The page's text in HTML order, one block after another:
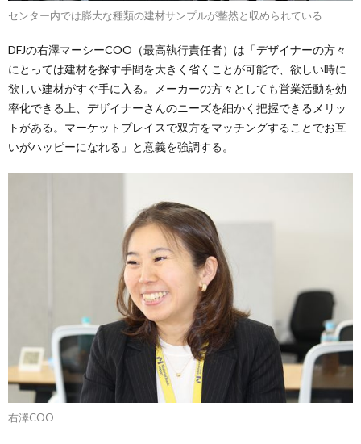
センター内では膨大な種類の建材サンプルが整然と収められている
DFJの右澤マーシーCOO（最高執行責任者）は「デザイナーの方々
にとっては建材を探す手間を大きく省くことが可能で、欲しい時に
欲しい建材がすぐ手に入る。メーカーの方々としても営業活動を効
率化できる上、デザイナーさんのニーズを細かく把握できるメリッ
トがある。マーケットプレイスで双方をマッチングすることでお互
いがハッピーになれる」と意義を強調する。
右澤COO